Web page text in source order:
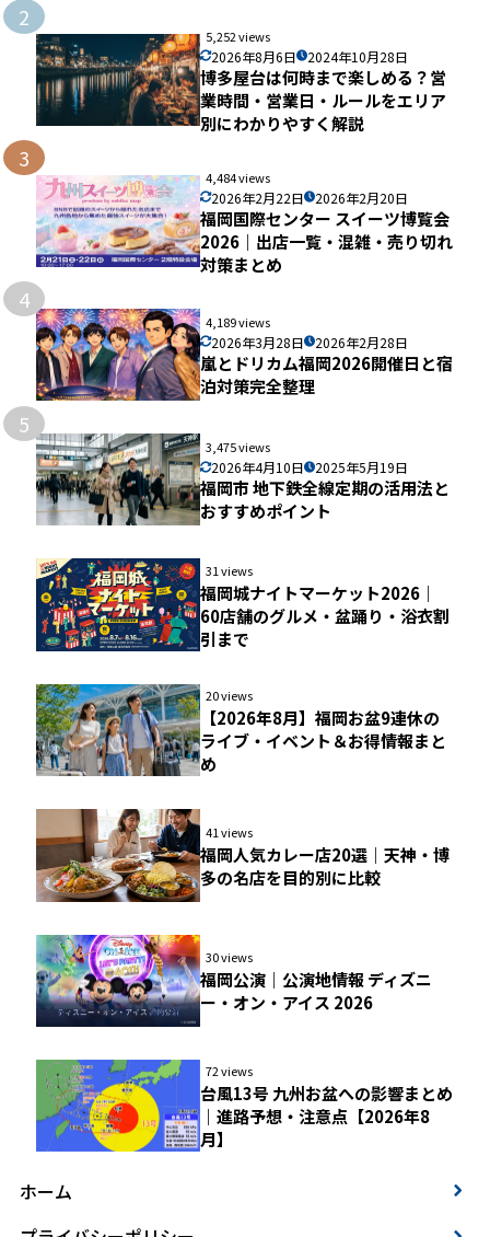
2
5,252 views
2026年8月6日 2024年10月28日
博多屋台は何時まで楽しめる？営
業時間・営業日・ルールをエリア
別にわかりやすく解説
3
4,484 views
2026年2月22日 2026年2月20日
福岡国際センター スイーツ博覧会
2026｜出店一覧・混雑・売り切れ
対策まとめ
4
4,189 views
2026年3月28日 2026年2月28日
嵐とドリカム福岡2026開催日と宿
泊対策完全整理
5
3,475 views
2026年4月10日 2025年5月19日
福岡市 地下鉄全線定期の活用法と
おすすめポイント
31 views
福岡城ナイトマーケット2026｜
60店舗のグルメ・盆踊り・浴衣割
引まで
20 views
【2026年8月】福岡お盆9連休の
ライブ・イベント＆お得情報まと
め
41 views
福岡人気カレー店20選｜天神・博
多の名店を目的別に比較
30 views
福岡公演｜公演地情報 ディズニ
ー・オン・アイス 2026
72 views
台風13号 九州お盆への影響まとめ
｜進路予想・注意点【2026年8
月】
ホーム